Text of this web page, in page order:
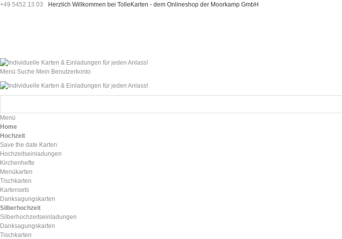
+49 5452 13 03 Herzlich Willkommen bei TolleKarten - dem Onlineshop der Moorkamp GmbH
Menü Suche Mein Benutzerkonto
Menü
Home
Hochzeit
Save the date Karten
Hochzeitseinladungen
Kirchenhefte
Menükarten
Tischkarten
Kartensets
Danksagungskarten
Silberhochzeit
Silberhochzeitseinladungen
Danksagungskarten
Tischkarten